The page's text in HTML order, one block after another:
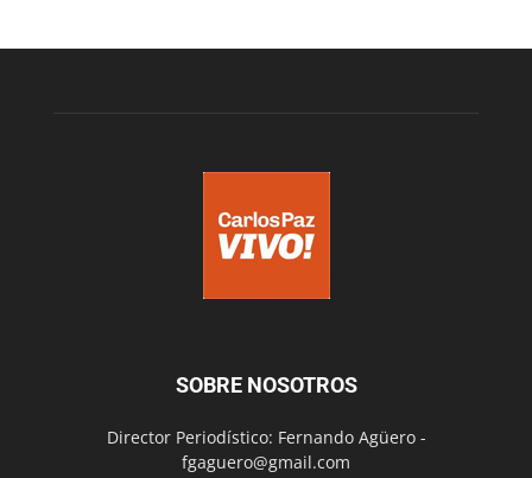
SOBRE NOSOTROS
Director Periodístico: Fernando Agüero -
fgaguero@gmail.com